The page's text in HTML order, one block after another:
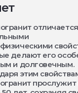
отличается
делают его
и долговечным.
этим
прослужит